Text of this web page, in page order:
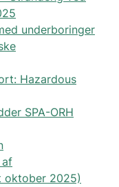
underboringer
Hazardous
SPA-ORH
af
oktober 2025)